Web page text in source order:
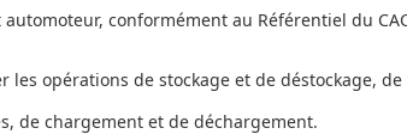
conformément au Référentiel du
les opérations de stockage et de déstockage,
de chargement et de déchargement.